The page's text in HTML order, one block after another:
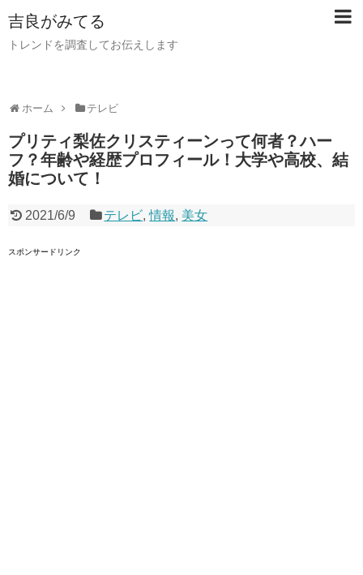
吉良がみてる
トレンドを調査してお伝えします
ホーム テレビ
プリティ梨佐クリスティーンって何者？ハー
フ？年齢や経歴プロフィール！大学や高校、結
婚について！
2021/6/9 テレビ,情報, 美女
スポンサードリンク